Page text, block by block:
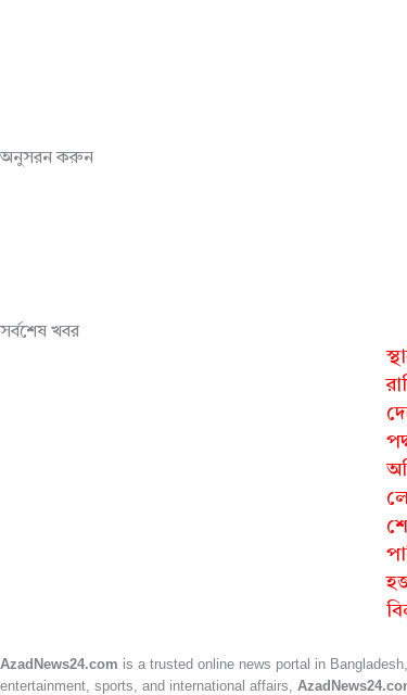
অনুসরন করুন
সর্বশেষ খবর
AzadNews24.com is a trusted online news portal in
entertainment, sports, and international affairs,